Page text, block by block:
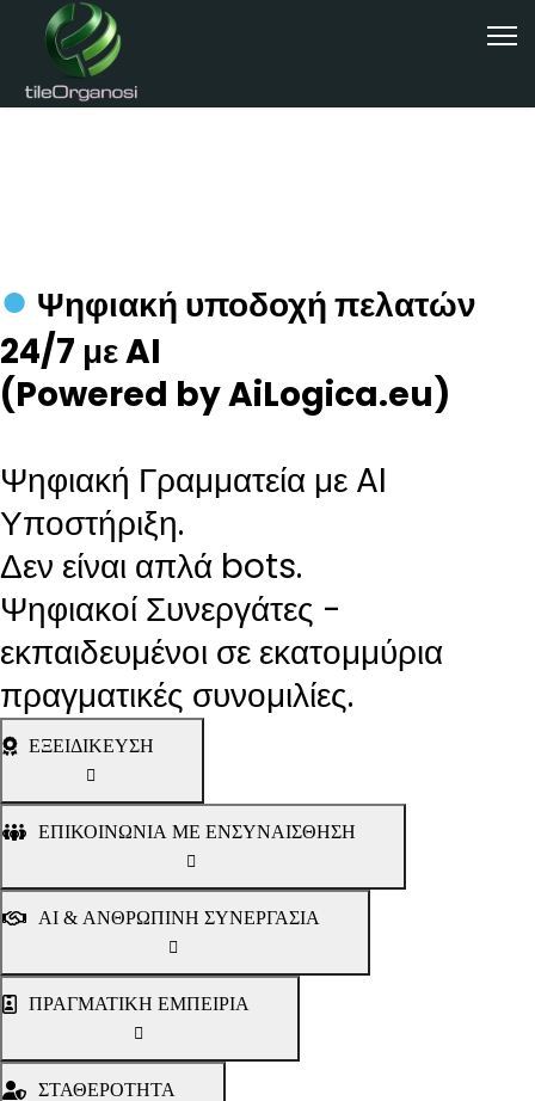
● Ψηφιακή υποδοχή πελατών
24/7 με AI
(Powered by AiLogica.eu)
Ψηφιακή Γραμματεία με AI
Υποστήριξη.
Δεν είναι απλά bots.
Ψηφιακοί Συνεργάτες -
εκπαιδευμένοι σε εκατομμύρια
πραγματικές συνομιλίες.
ΕΞΕΙΔΙΚΕΥΣΗ
ΕΠΙΚΟΙΝΩΝΙΑ ΜΕ ΕΝΣΥΝΑΙΣΘΗΣΗ
AI & ΑΝΘΡΩΠΙΝΗ ΣΥΝΕΡΓΑΣΙΑ
ΠΡΑΓΜΑΤΙΚΗ ΕΜΠΕΙΡΙΑ
ΣΤΑΘΕΡΟΤΗΤΑ